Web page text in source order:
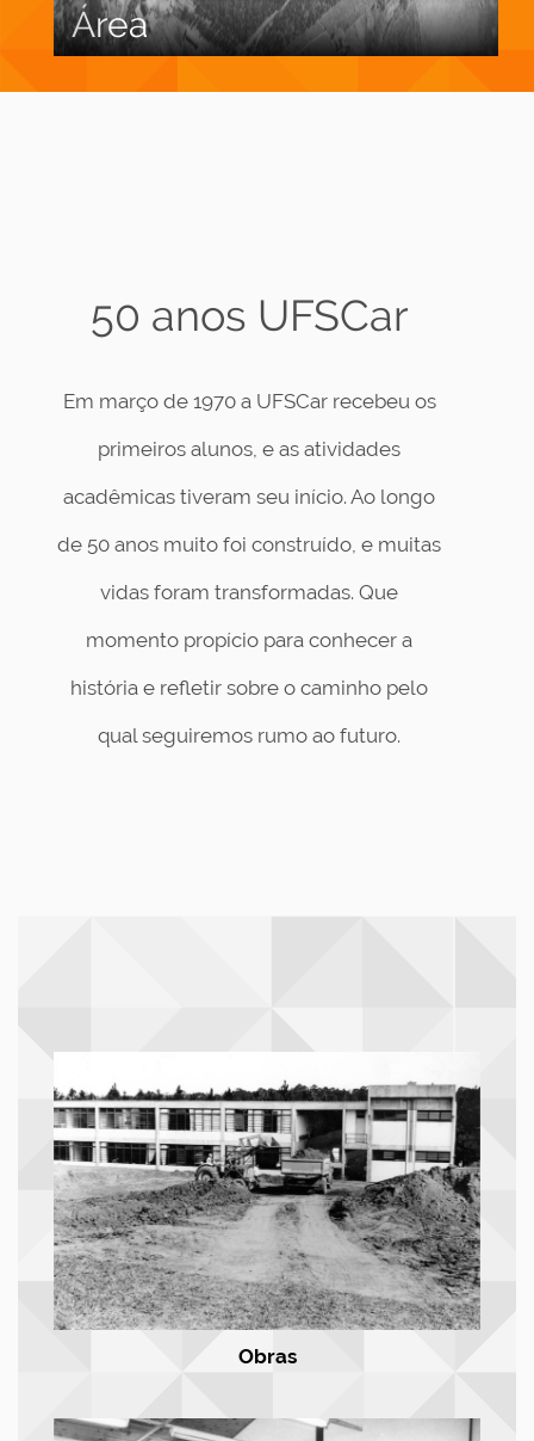
Área
50 anos UFSCar
Em março de 1970 a UFSCar recebeu os
primeiros alunos, e as atividades
acadêmicas tiveram seu início. Ao longo
de 50 anos muito foi construído, e muitas
vidas foram transformadas. Que
momento propício para conhecer a
história e refletir sobre o caminho pelo
qual seguiremos rumo ao futuro.
Obras